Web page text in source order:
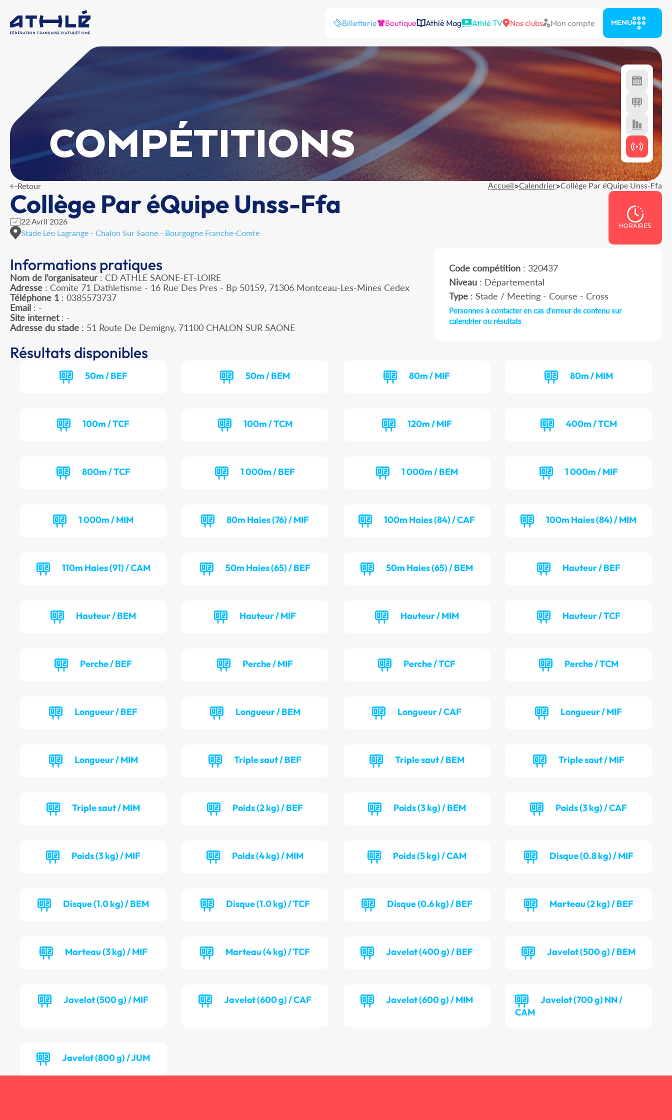
Billetterie Boutique Athlé Mag Athlé TV Nos clubs Mon compte MENU
COMPÉTITIONS
Retour Accueil>Calendrier>Collège Par éQuipe Unss-Ffa
Collège Par éQuipe Unss-Ffa
22 Avril 2026
Stade Léo Lagrange - Chalon Sur Saone - Bourgogne Franche-Comte
HORAIRES
Informations pratiques
Nom de l’organisateur : CD ATHLE SAONE-ET-LOIRE
Adresse : Comite 71 Dathletisme - 16 Rue Des Pres - Bp 50159, 71306 Montceau-Les-Mines Cedex
Téléphone 1 : 0385573737
Email : -
Site internet: -
Adresse du stade : 51 Route De Demigny, 71100 CHALON SUR SAONE
Code compétition: 320437
Niveau: Départemental
Type: Stade / Meeting - Course - Cross
Personnes à contacter en cas d'erreur de contenu sur
calendrier ou résultats
Résultats disponibles
50m / BEF 50m / BEM 80m / MIF 80m / MIM
100m / TCF 100m / TCM 120m / MIF 400m / TCM
800m / TCF 1 000m / BEF 1 000m / BEM 1 000m / MIF
1 000m / MIM 80m Haies (76) / MIF 100m Haies (84) / CAF 100m Haies (84) / MIM
110m Haies (91) / CAM 50m Haies (65) / BEF 50m Haies (65) / BEM Hauteur / BEF
Hauteur / BEM Hauteur / MIF Hauteur / MIM Hauteur / TCF
Perche / BEF Perche / MIF Perche / TCF Perche / TCM
Longueur / BEF Longueur / BEM Longueur / CAF Longueur / MIF
Longueur / MIM Triple saut / BEF Triple saut / BEM Triple saut / MIF
Triple saut / MIM Poids (2 kg) / BEF Poids (3 kg) / BEM Poids (3 kg) / CAF
Poids (3 kg) / MIF Poids (4 kg) / MIM Poids (5 kg) / CAM Disque (0.8 kg) / MIF
Disque (1.0 kg) / BEM Disque (1.0 kg) / TCF Disque (0.6 kg) / BEF Marteau (2 kg) / BEF
Marteau (3 kg) / MIF Marteau (4 kg) / TCF Javelot (400 g) / BEF Javelot (500 g) / BEM
Javelot (500 g) / MIF Javelot (600 g) / CAF Javelot (600 g) / MIM
Javelot (700 g) NN /
CAM
Javelot (800 g) / JUM